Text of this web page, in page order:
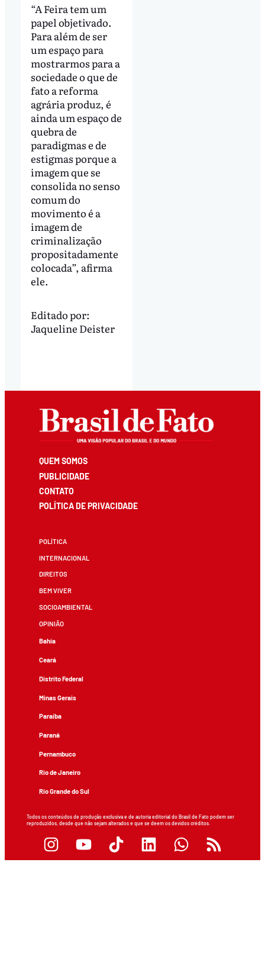
“A Feira tem um
papel objetivado.
Para além de ser
um espaço para
mostrarmos para a
sociedade o que de
fato a reforma
agrária produz, é
ainda um espaço de
quebra de
paradigmas e de
estigmas porque a
imagem que se
consolida no senso
comum do
movimento é a
imagem de
criminalização
propositadamente
colocada”, afirma
ele.
Editado por:
Jaqueline Deister
QUEM SOMOS
PUBLICIDADE
CONTATO
POLÍTICA DE PRIVACIDADE
POLÍTICA
INTERNACIONAL
DIREITOS
BEM VIVER
SOCIOAMBIENTAL
OPINIÃO
Bahia
Ceará
Distrito Federal
Minas Gerais
Paraíba
Paraná
Pernambuco
Rio de Janeiro
Rio Grande do Sul
Todos os conteúdos de produção exclusiva e de autoria editorial do Brasil de Fato podem ser
reproduzidos, desde que não sejam alterados e que se deem os devidos créditos.